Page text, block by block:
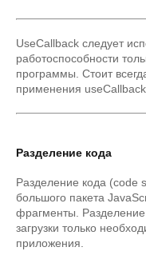
UseCallback следует
работоспособности
программы. Стоит
применения
Разделение кода
Разделение кода (code
большого пакета
фрагменты.
загрузки только
приложения.